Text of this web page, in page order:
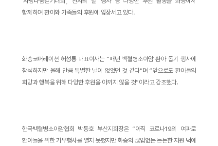
함께하며 환아와 가족들의 후원에 앞장서고 있다.
화승코퍼레이션 허성룡 대표이사는 “매년 백혈병소아암 환아 돕기 행사에
참석하지만 올해 만큼 특별한 날이 없었던 것 같다”며 “앞으로도 환아들의
희망과 행복을 위해 다양한 후원을 아끼지 않을 것”이라고 강조했다.
한국백혈병소아암협회 박동호 부산지회장은 “아직 코로나19의 여파로
환아들을 위한 기부행사를 열지 못했지만 화승의 끊임없는 든든한 지원 덕에